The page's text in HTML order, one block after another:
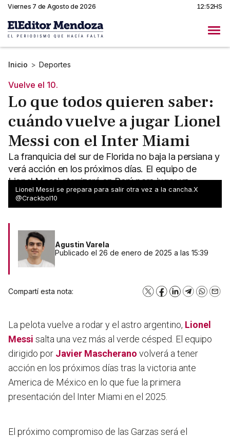
Viernes 7 de Agosto de 2026 12:52HS
Inicio > Deportes
Vuelve el 10.
Lo que todos quieren saber:
cuándo vuelve a jugar Lionel
Messi con el Inter Miami
La franquicia del sur de Florida no baja la persiana y
verá acción en los próximos días. El equipo de
Lionel Messi aterrizará en Perú para jugar un
amistoso.
Lionel Messi se prepara para salir otra vez a la cancha.X
@Crackbol10
Agustin Varela
Publicado el 26 de enero de 2025 a las 15:39
Compartí esta nota: X Facebook
LinkedInTelegram
La pelota vuelve a rodar y el astro argentino, Lionel
Messi salta una vez más al verde césped. El equipo
dirigido por Javier Mascherano volverá a tener
acción en los próximos días tras la victoria ante
America de México en lo que fue la primera
presentación del Inter Miami en el 2025.
El próximo compromiso de las Garzas será el